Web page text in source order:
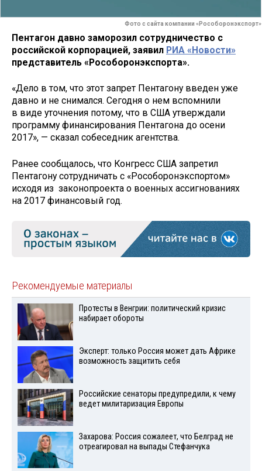
Фото с сайта компании «Рособоронэкспорт»
Пентагон давно заморозил сотрудничество с
российской корпорацией, заявил РИА «Новости»
представитель «Рособоронэкспорта».
«Дело в том, что этот запрет Пентагону введен уже
давно и не снимался. Сегодня о нем вспомнили
в виде уточнения потому, что в США утверждали
программу финансирования Пентагона до осени
2017», — сказал собеседник агентства.
Ранее сообщалось, что Конгресс США запретил
Пентагону сотрудничать с «Рособоронэкспортом»
исходя из законопроекта о военных ассигнованиях
на 2017 финансовый год.
Рекомендуемые материалы
Протесты в Венгрии: политический кризис
набирает обороты
Эксперт: только Россия может дать Африке
возможность защитить себя
Российские сенаторы предупредили, к чему
ведет милитаризация Европы
Захарова: Россия сожалеет, что Белград не
отреагировал на выпады Стефанчука